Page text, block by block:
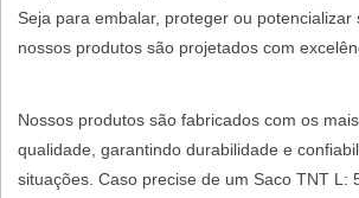
Seja para embalar, proteger ou potencializar
nossos produtos são projetados com
Nossos produtos são fabricados com os
qualidade, garantindo durabilidade e
situações. Caso precise de um Saco TNT L: